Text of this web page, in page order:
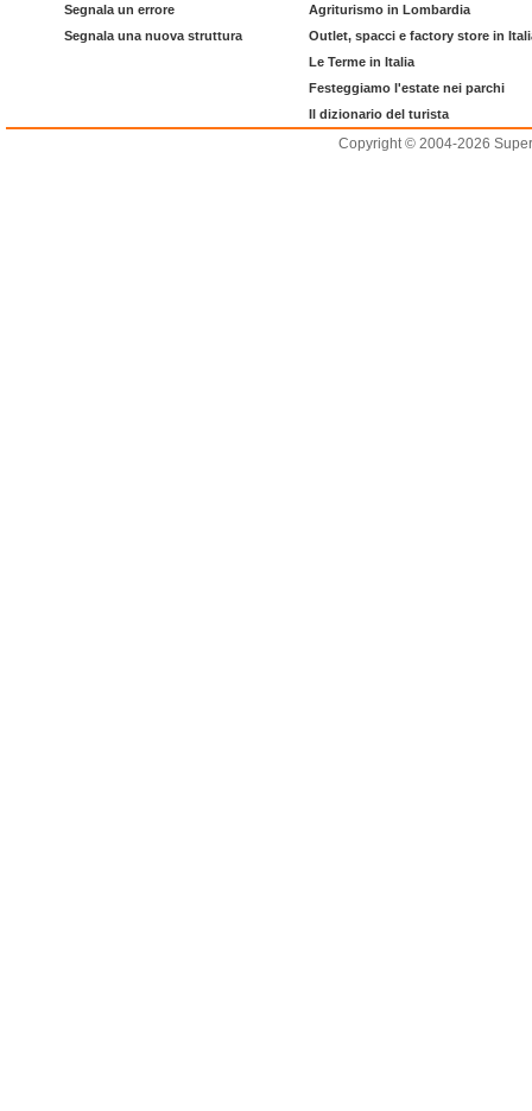
Segnala un errore
Segnala una nuova struttura
Agriturismo in Lombardia
Outlet, spacci e factory store in
Le Terme in Italia
Festeggiamo l'estate nei parchi
Il dizionario del turista
Copyright © 2004-2026